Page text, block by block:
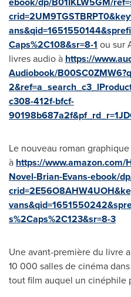
Caps%2C108&sr=8-1 ou sur
livres audio à https://
Audiobook/
c308-412f-bfcf-
Le nouveau roman
à https://www.amazon.com/
Novel-Brian-Evans-ebook/
s%2Caps%2C123&sr=8-3
Une avant-première du livre
10 000 salles de cinéma
tout film auquel un cinéphile